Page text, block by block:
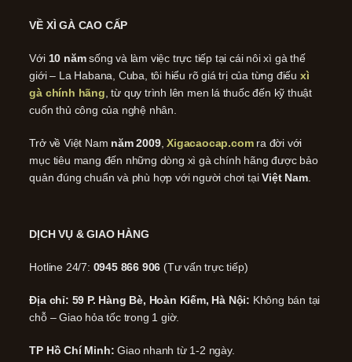
VỀ XÌ GÀ CAO CẤP
Với 10 nămsống và làm việc trực tiếp tại cái nôi xì gà thế
giới – La Habana, Cuba, tôi hiểu rõ giá trị của từng điếu xì
gà chính hãng , từ quy trình lên men lá thuốc đến kỹ thuật
cuốn thủ công của nghệ nhân.
Trở về Việt Nam năm 2009,Xigacaocap.comra đời với
mục tiêu mang đến những dòng xì gà chính hãng được bảo
quản đúng chuẩn và phù hợp với người chơi tạiViệt Nam.
DỊCH VỤ & GIAO HÀNG
Hotline 24/7: 0945 866 906 (Tư vấn trực tiếp)
Địa chỉ: 59 P. Hàng Bè, Hoàn Kiếm, Hà Nội: Không bán tại
chỗ – Giao hỏa tốc trong 1 giờ.
TP Hồ Chí Minh: Giao nhanh từ 1-2 ngày.